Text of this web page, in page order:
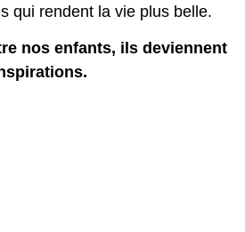
qui rendent la vie plus belle.
nos enfants, ils deviennent